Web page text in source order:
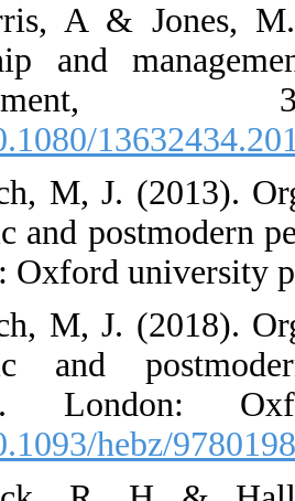
19. Harris, A
leadership
[DOI:10.1080/
20. Hatch, M,
symbolic and
London: Oxford
21. Hatch, M,
symbolic and
edition).
[DOI:10.1093/